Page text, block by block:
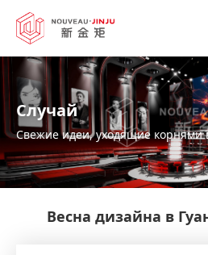
Случай
Свежие идеи, уходящие корнями
Весна дизайна в